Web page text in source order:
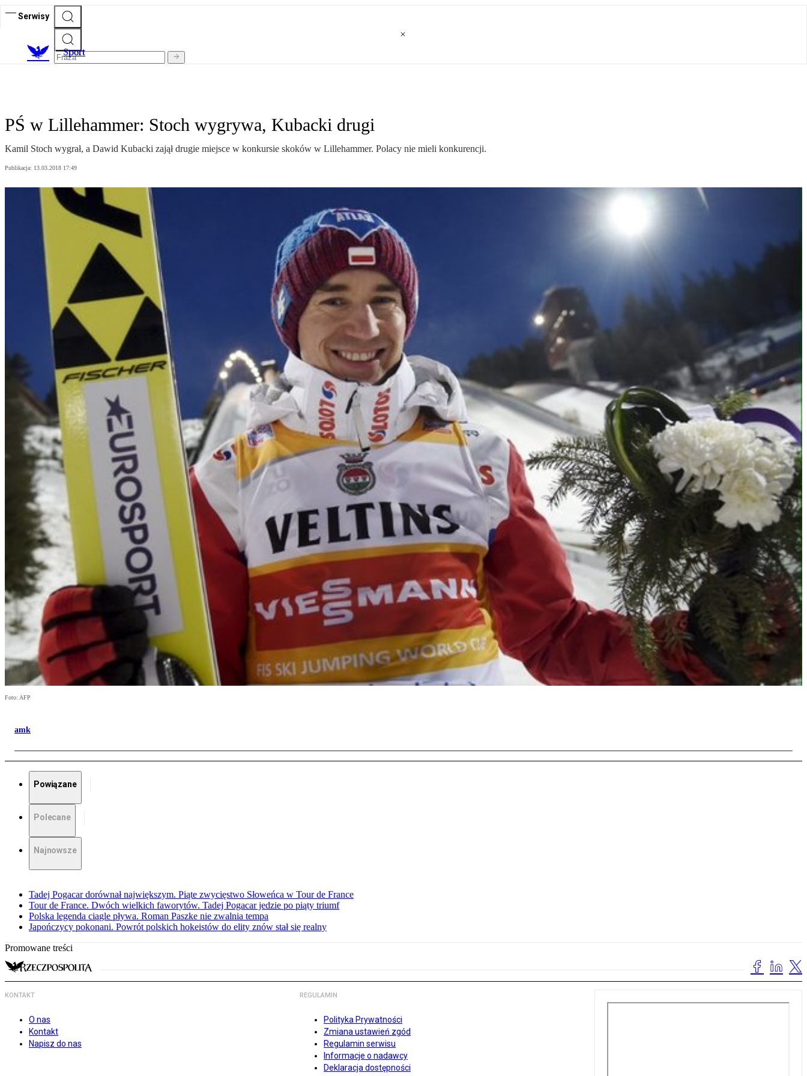
Serwisy
Sport
PŚ w Lillehammer: Stoch wygrywa, Kubacki drugi
Kamil Stoch wygrał, a Dawid Kubacki zajął drugie miejsce w konkursie skoków w Lillehammer. Polacy nie mieli konkurencji.
Publikacja: 13.03.2018 17:49
Foto: AFP
amk
Powiązane
Polecane
Najnowsze
Tadej Pogacar dorównał największym. Piąte zwycięstwo Słoweńca w Tour de France
Tour de France. Dwóch wielkich faworytów. Tadej Pogacar jedzie po piąty triumf
Polska legenda ciągle pływa. Roman Paszke nie zwalnia tempa
Japończycy pokonani. Powrót polskich hokeistów do elity znów stał się realny
Promowane treści
KONTAKT
O nas
Kontakt
Napisz do nas
REGULAMIN
Polityka Prywatności
Zmiana ustawień zgód
Regulamin serwisu
Informacje o nadawcy
Deklaracja dostępności